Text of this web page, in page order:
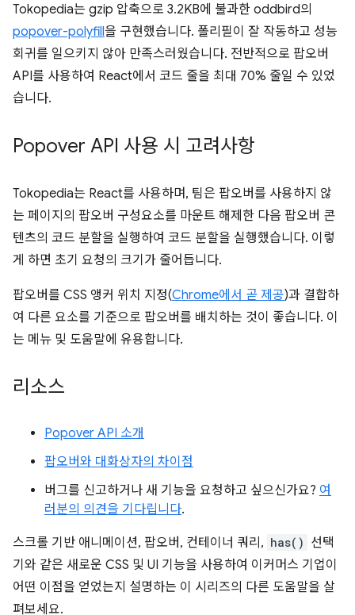
Tokopedia는 gzip 압축으로 3.2KB에 불과한 oddbird의
popover-polyfill을 구현했습니다. 폴리필이 잘 작동하고 성능
회귀를 일으키지 않아 만족스러웠습니다. 전반적으로 팝오버
API를 사용하여 React에서 코드 줄을 최대 70% 줄일 수 있었
습니다.
Popover API 사용 시 고려사항
Tokopedia는 React를 사용하며, 팀은 팝오버를 사용하지 않
는 페이지의 팝오버 구성요소를 마운트 해제한 다음 팝오버 콘
텐츠의 코드 분할을 실행하여 코드 분할을 실행했습니다. 이렇
게 하면 초기 요청의 크기가 줄어듭니다.
팝오버를 CSS 앵커 위치 지정(Chrome에서 곧 제공)과 결합하
여 다른 요소를 기준으로 팝오버를 배치하는 것이 좋습니다. 이
는 메뉴 및 도움말에 유용합니다.
리소스
Popover API 소개
팝오버와 대화상자의 차이점
버그를 신고하거나 새 기능을 요청하고 싶으신가요? 여
러분의 의견을 기다립니다.
스크롤 기반 애니메이션, 팝오버, 컨테이너 쿼리, has() 선택
기와 같은 새로운 CSS 및 UI 기능을 사용하여 이커머스 기업이
어떤 이점을 얻었는지 설명하는 이 시리즈의 다른 도움말을 살
펴보세요.